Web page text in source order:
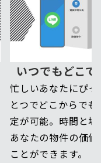
いつでもどこ
忙しいあなたにぴ
とつでどこからで
定が可能。時間と
あなたの物件の価
ことができます。